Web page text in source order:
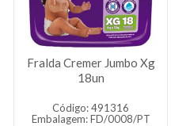
Fralda Cremer Jumbo Xg
18un
Código: 491316
Embalagem: FD/0008/PT